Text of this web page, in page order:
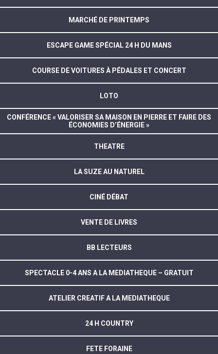
MARCHÉ DE PRINTEMPS
ESCAPE GAME SPÉCIAL 24 H DU MANS
COURSE DE VOITURES À PÉDALES ET CONCERT
LOTO
CONFÉRENCE « VALORISER SA MAISON EN PIERRE ET FAIRE DES
ÉCONOMIES D’ÉNERGIE »
THEATRE
LA SUZE AU NATUREL
CINÉ DÉBAT
VENTE DE LIVRES
BB LECTEURS
SPECTACLE 0-4 ANS A LA MEDIATHEQUE – GRATUIT
ATELIER CREATIF A LA MEDIATHEQUE
24 H COUNTRY
FETE FORAINE